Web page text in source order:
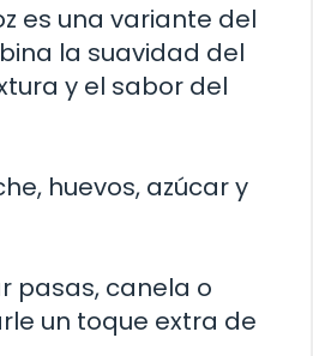
es una variante del
la suavidad del
y el sabor del
huevos, azúcar y
pasas, canela o
un toque extra de